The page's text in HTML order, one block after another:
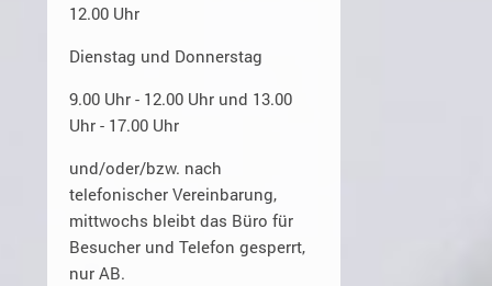
12.00 Uhr
Dienstag und Donnerstag
9.00 Uhr - 12.00 Uhr und 13.00
Uhr - 17.00 Uhr
und/oder/bzw. nach
telefonischer Vereinbarung,
mittwochs bleibt das Büro für
Besucher und Telefon gesperrt,
nur AB.